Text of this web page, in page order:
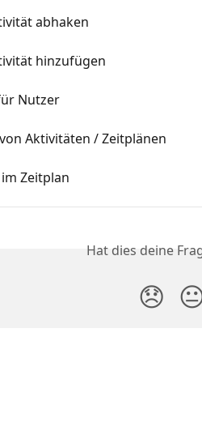
abhaken
hinzufügen
Nutzer
Aktivitäten / Zeitplänen
Zeitplan
Hat dies deine
😞